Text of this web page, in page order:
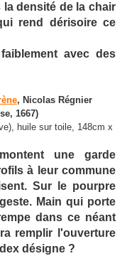
la densité de la chair
rend dérisoire ce
avec des
, Nicolas Régnier
1667)
huile sur toile, 148cm x
une garde
à leur commune
Sur le pourpre
Main qui porte
dans ce néant
remplir l'ouverture
désigne ?